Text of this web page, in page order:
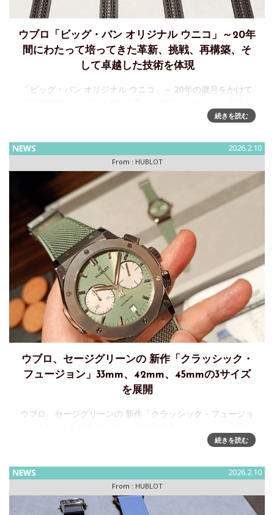
ウブロ「ビッグ・バン オリジナル ウニコ」～20年
間にわたって培ってきた革新、挑戦、再構築、そ
して卓越した技術を体現
「ビッグ・バン オリジナル ウニコ」～ 20年の歳月をかけて
ただけでなく、業界に衝撃を与えました。1980年、ウブロは
続きを読む
NEWS 2026.2.10
From : HUBLOT
ウブロ、セージグリーンの 新作「クラッシック・
フュージョン」33mm、42mm、45mmの3サイズ
を展開
ウブロ、セージグリーンの 新作「クラッシック・フュージョ
ながら時代の潮流を牽引してきました。今日、ニヨンに拠点
とらわれ
続きを読む
NEWS 2026.2.10
From : HUBLOT